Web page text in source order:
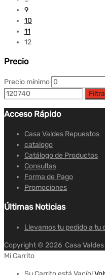
9
10
11
12
Precio
Precio mínimo
Acceso Rápido
Casa Valdes Repuestos
catalogo
Catálogo de Productos
Consultas
Forma de Pago
Promociones
Últimas Noticias
Llevamos tu pedido a tu
Copyright © 2026 Casa
Mi Carrito